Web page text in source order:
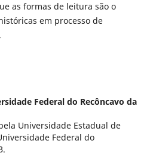
as formas de leitura são o
em processo de
Federal do Recôncavo da
Universidade Estadual de
Federal do